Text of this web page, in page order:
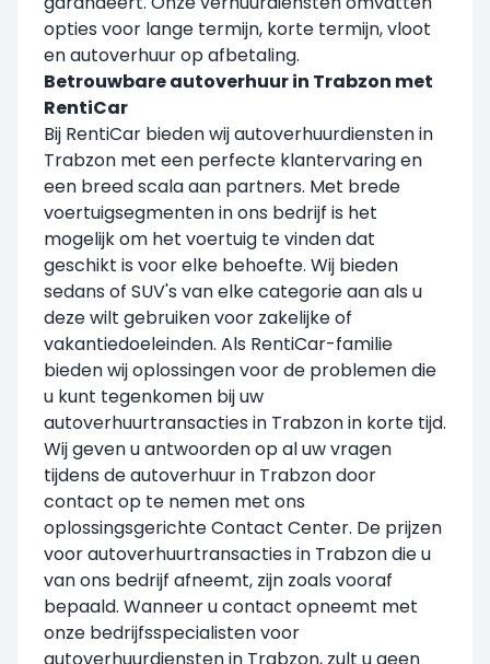
opties voor lange termijn, korte termijn, vloot
en autoverhuur op afbetaling.
Betrouwbare autoverhuur in Trabzon met
RentiCar
Bij RentiCar bieden wij autoverhuurdiensten in
Trabzon met een perfecte klantervaring en
een breed scala aan partners. Met brede
voertuigsegmenten in ons bedrijf is het
mogelijk om het voertuig te vinden dat
geschikt is voor elke behoefte. Wij bieden
sedans of SUV's van elke categorie aan als u
deze wilt gebruiken voor zakelijke of
vakantiedoeleinden. Als RentiCar-familie
bieden wij oplossingen voor de problemen die
u kunt tegenkomen bij uw
autoverhuurtransacties in Trabzon in korte tijd.
Wij geven u antwoorden op al uw vragen
tijdens de autoverhuur in Trabzon door
contact op te nemen met ons
oplossingsgerichte Contact Center. De prijzen
voor autoverhuurtransacties in Trabzon die u
van ons bedrijf afneemt, zijn zoals vooraf
bepaald. Wanneer u contact opneemt met
onze bedrijfsspecialisten voor
autoverhuurdiensten in Trabzon, zult u geen